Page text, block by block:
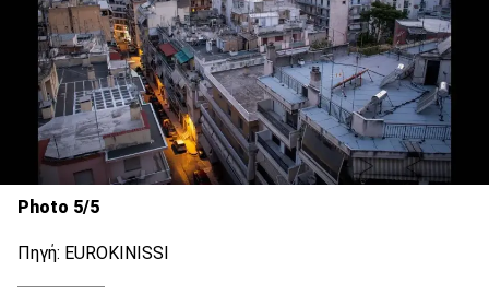
Photo 5/5
Πηγή: EUROKINISSI